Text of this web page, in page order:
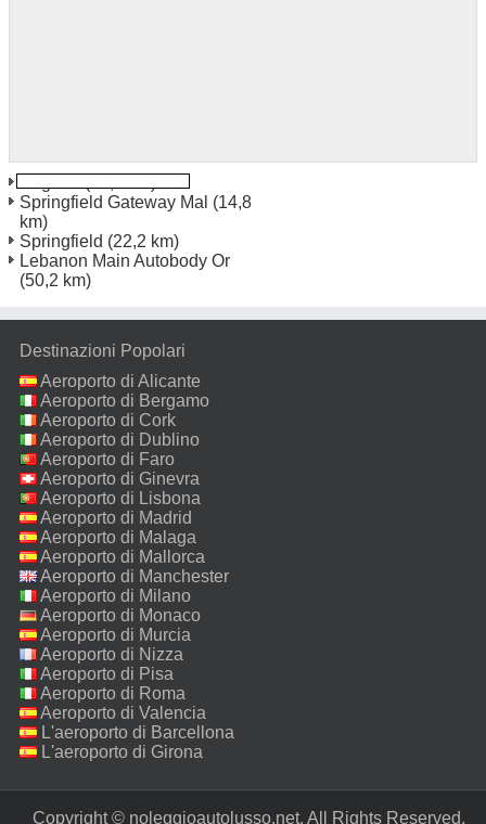
Springfield Gateway Mal (14,8
km)
Springfield (22,2 km)
Lebanon Main Autobody Or
(50,2 km)
Destinazioni Popolari
Aeroporto di Alicante
Aeroporto di Bergamo
Aeroporto di Cork
Aeroporto di Dublino
Aeroporto di Faro
Aeroporto di Ginevra
Aeroporto di Lisbona
Aeroporto di Madrid
Aeroporto di Malaga
Aeroporto di Mallorca
Aeroporto di Manchester
Aeroporto di Milano
Malpensa
Aeroporto di Monaco
Aeroporto di Murcia
Aeroporto di Nizza
Aeroporto di Pisa
Aeroporto di Roma
Fiumicino
Aeroporto di Valencia
L'aeroporto di Barcellona
L'aeroporto di Girona
Copyright © noleggioautolusso.net. All Rights Reserved.‎